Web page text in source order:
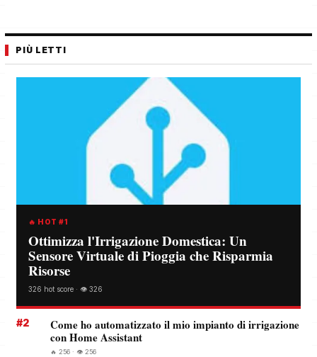
PIÙ LETTI
🔥 HOT #1
Ottimizza l'Irrigazione Domestica: Un
Sensore Virtuale di Pioggia che Risparmia
Risorse
326 hot score · 👁️ 326
#2
Come ho automatizzato il mio impianto di irrigazione
con Home Assistant
🔥 256 · 👁️ 256